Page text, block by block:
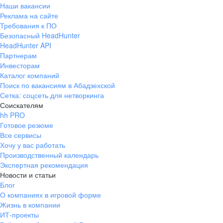
Наши вакансии
Реклама на сайте
Требования к ПО
Безопасный HeadHunter
HeadHunter API
Партнерам
Инвесторам
Каталог компаний
Поиск по вакансиям в Абадзехской
Сетка: соцсеть для нетворкинга
Соискателям
hh PRO
Готовое резюме
Все сервисы
Хочу у вас работать
Производственный календарь
Экспертная рекомендация
Новости и статьи
Блог
О компаниях в игровой форме
Жизнь в компании
ИТ-проекты